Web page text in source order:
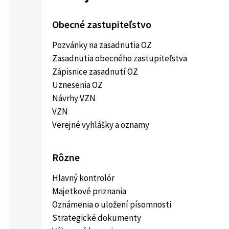
Obecné zastupiteľstvo
Pozvánky na zasadnutia OZ
Zasadnutia obecného zastupiteľstva
Zápisnice zasadnutí OZ
Uznesenia OZ
Návrhy VZN
VZN
Verejné vyhlášky a oznamy
Rôzne
Hlavný kontrolór
Majetkové priznania
Oznámenia o uložení písomnosti
Strategické dokumenty